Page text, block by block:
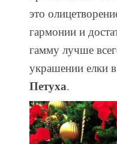
это
гармонии и
гамму лучше
украшении елки в
Петуха.